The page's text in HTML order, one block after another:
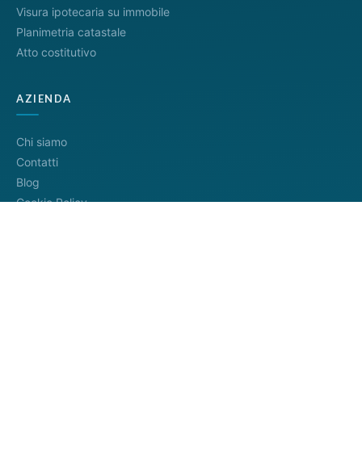
Visura ipotecaria su immobile
Planimetria catastale
Atto costitutivo
AZIENDA
Chi siamo
Contatti
Blog
Cookie Policy